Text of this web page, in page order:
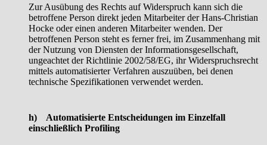
Zur Ausübung des Rechts auf Widerspruch kann sich die
betroffene Person direkt jeden Mitarbeiter der Hans-Christian
Hocke oder einen anderen Mitarbeiter wenden. Der
betroffenen Person steht es ferner frei, im Zusammenhang mit
der Nutzung von Diensten der Informationsgesellschaft,
ungeachtet der Richtlinie 2002/58/EG, ihr Widerspruchsrecht
mittels automatisierter Verfahren auszuüben, bei denen
technische Spezifikationen verwendet werden.
h) Automatisierte Entscheidungen im Einzelfall
einschließlich Profiling